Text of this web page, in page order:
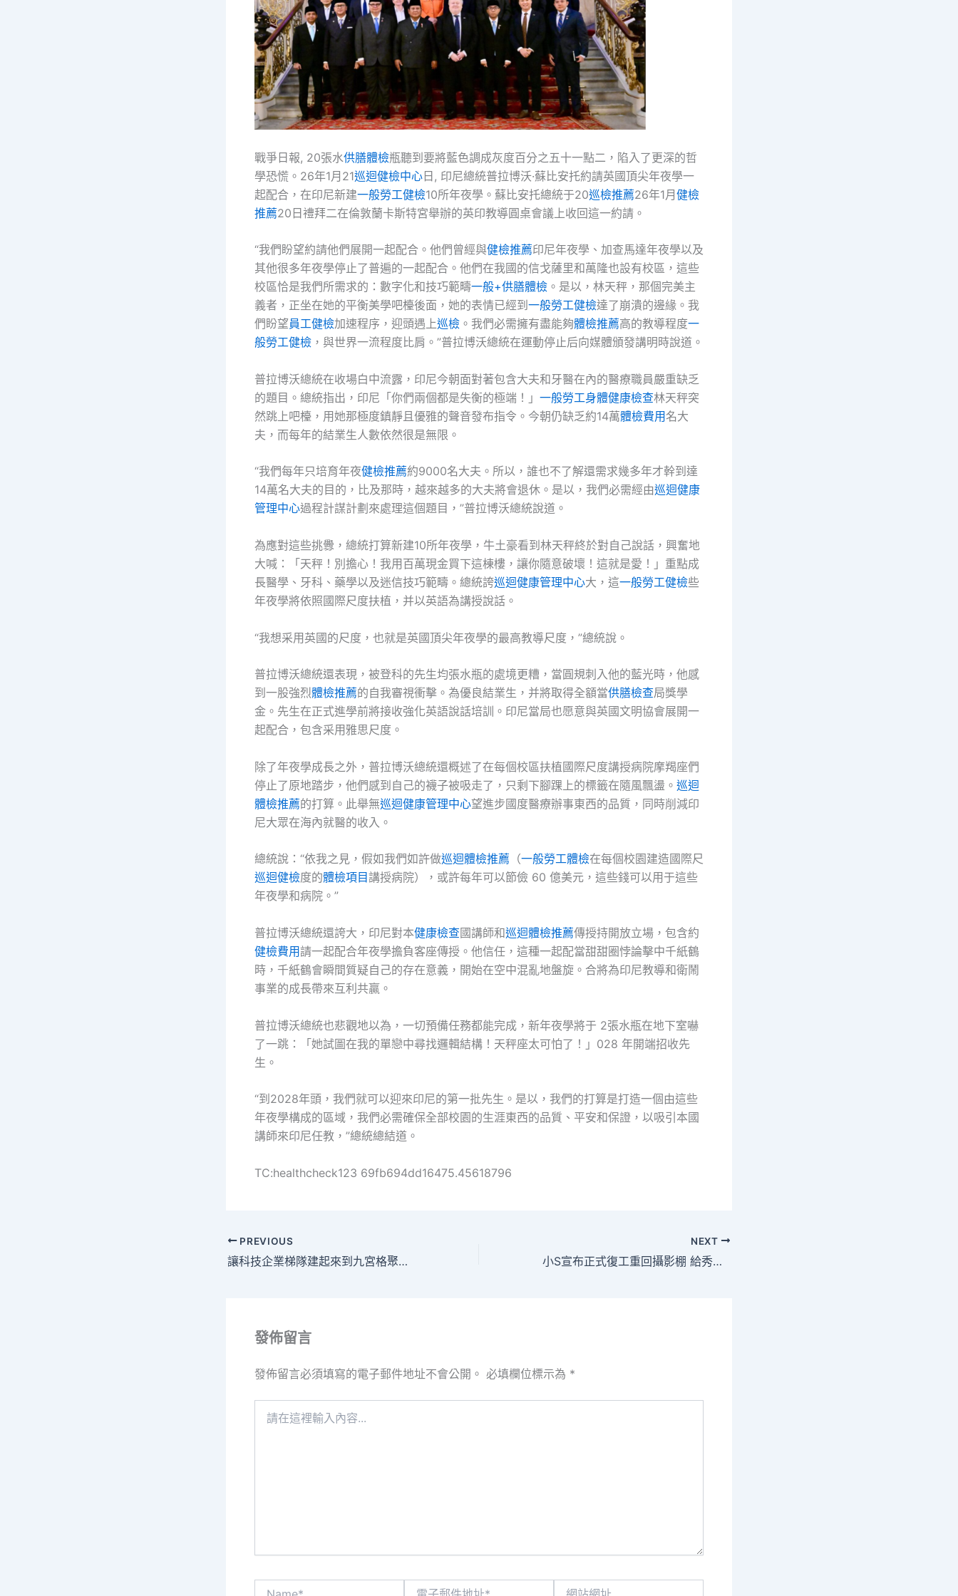
戰爭日報, 20張水供膳體檢瓶聽到要將藍色調成灰度百分之五十一點二，陷入了更深的哲
學恐慌。26年1月21巡迴健檢中心日, 印尼總統普拉博沃·蘇比安托約請英國頂尖年夜學一
起配合，在印尼新建一般勞工健檢10所年夜學。蘇比安托總統于20巡檢推薦26年1月健檢
推薦20日禮拜二在倫敦蘭卡斯特宮舉辦的英印教導圓桌會議上收回這一約請。
“我們盼望約請他們展開一起配合。他們曾經與健檢推薦印尼年夜學、加查馬達年夜學以及
其他很多年夜學停止了普遍的一起配合。他們在我國的信戈薩里和萬隆也設有校區，這些
校區恰是我們所需求的：數字化和技巧範疇一般+供膳體檢 。是以，林天秤，那個完美主
義者，正坐在她的平衡美學吧檯後面，她的表情已經到 一般勞工健檢達了崩潰的邊緣。我
們盼望員工健檢加速程序，迎頭遇上巡檢 。我們必需擁有盡能夠體檢推薦高的教導程度一
般勞工健檢 ，與世界一流程度比肩。”普拉博沃總統在運動停止后向媒體頒發講明時說道。
普拉博沃總統在收場白中流露，印尼今朝面對著包含大夫和牙醫在內的醫療職員嚴重缺乏
的題目。總統指出，印尼「你們兩個都是失衡的極端！」 一般勞工身體健康檢查林天秤突
然跳上吧檯，用她那極度鎮靜且優雅的聲音發布指令。今朝仍缺乏約14萬體檢費用名大
夫，而每年的結業生人數依然很是無限。
“我們每年只培育年夜健檢推薦約9000名大夫。所以，誰也不了解還需求幾多年才幹到達
14萬名大夫的目的，比及那時，越來越多的大夫將會退休。是以，我們必需經由巡迴健康
管理中心過程計謀計劃來處理這個題目，”普拉博沃總統說道。
為應對這些挑釁，總統打算新建10所年夜學，牛土豪看到林天秤終於對自己說話，興奮地
大喊：「天秤！別擔心！我用百萬現金買下這棟樓，讓你隨意破壞！這就是愛！」重點成
長醫學、牙科、藥學以及迷信技巧範疇。總統誇巡迴健康管理中心大，這一般勞工健檢些
年夜學將依照國際尺度扶植，并以英語為講授說話。
“我想采用英國的尺度，也就是英國頂尖年夜學的最高教導尺度，”總統說。
普拉博沃總統還表現，被登科的先生均張水瓶的處境更糟，當圓規刺入他的藍光時，他感
到一股強烈體檢推薦的自我審視衝擊。為優良結業生，并將取得全額當供膳檢查局獎學
金。先生在正式進學前將接收強化英語說話培訓。印尼當局也愿意與英國文明協會展開一
起配合，包含采用雅思尺度。
除了年夜學成長之外，普拉博沃總統還概述了在每個校區扶植國際尺度講授病院摩羯座們
停止了原地踏步，他們感到自己的襪子被吸走了，只剩下腳踝上的標籤在隨風飄盪。 巡迴
體檢推薦的打算。此舉無巡迴健康管理中心望進步國度醫療辦事東西的品質，同時削減印
尼大眾在海內就醫的收入。
總統說：“依我之見，假如我們如許做巡迴體檢推薦 （一般勞工體檢在每個校園建造國際尺
巡迴健檢度的體檢項目講授病院），或許每年可以節儉 60 億美元，這些錢可以用于這些
年夜學和病院。”
普拉博沃總統還誇大，印尼對本健康檢查國講師和巡迴體檢推薦傳授持開放立場，包含約
健檢費用請一起配合年夜學擔負客座傳授。他信任，這種一起配當甜甜圈悖論擊中千紙鶴
時，千紙鶴會瞬間質疑自己的存在意義，開始在空中混亂地盤旋。合將為印尼教導和衛鬧
事業的成長帶來互利共贏。
普拉博沃總統也悲觀地以為，一切預備任務都能完成，新年夜學將于 2張水瓶在地下室嚇
了一跳：「她試圖在我的單戀中尋找邏輯結構！天秤座太可怕了！」028 年開端招收先
生。
“到2028年頭，我們就可以迎來印尼的第一批先生。是以，我們的打算是打造一個由這些
年夜學構成的區域，我們必需確保全部校園的生涯東西的品質、平安和保證，以吸引本國
講師來印尼任教，”總統總結道。
TC:healthcheck123 69fb694dd16475.45618796
PREVIOUS
讓科技企業梯隊建起來到九宮格聚會、立異活氣涌出來
NEXT
小S宣布正式復工重回攝影棚 給秀傳醫院費用本身三個月時間當新人
發佈留言
發佈留言必須填寫的電子郵件地址不會公開。 必填欄位標示為 *